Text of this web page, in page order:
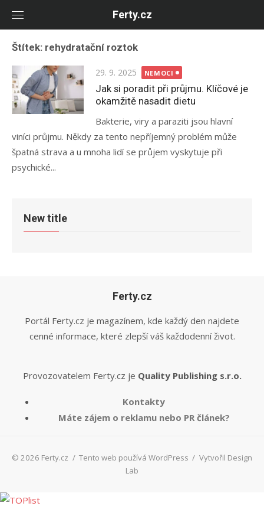
Ferty.cz
Štítek: rehydratační roztok
Posted
on
29. 9. 2025 NEMOCI
Jak si poradit při průjmu. Klíčové je
okamžitě nasadit dietu
Bakterie, viry a paraziti jsou hlavní
viníci průjmu. Někdy za tento nepříjemný problém může
špatná strava a u mnoha lidí se průjem vyskytuje při
psychické...
New title
Ferty.cz
Portál Ferty.cz je magazínem, kde každý den najdete
cenné informace, které zlepší váš každodenní život.
Provozovatelem Ferty.cz je Quality Publishing s.r.o.
Kontakty
Máte zájem o reklamu nebo PR článek?
© 2026 Ferty.cz / Tento web používá WordPress / Vytvořil Design
Lab